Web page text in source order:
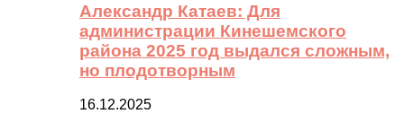
Александр Катаев: Для
администрации Кинешемского
района 2025 год выдался сложным,
но плодотворным
16.12.2025